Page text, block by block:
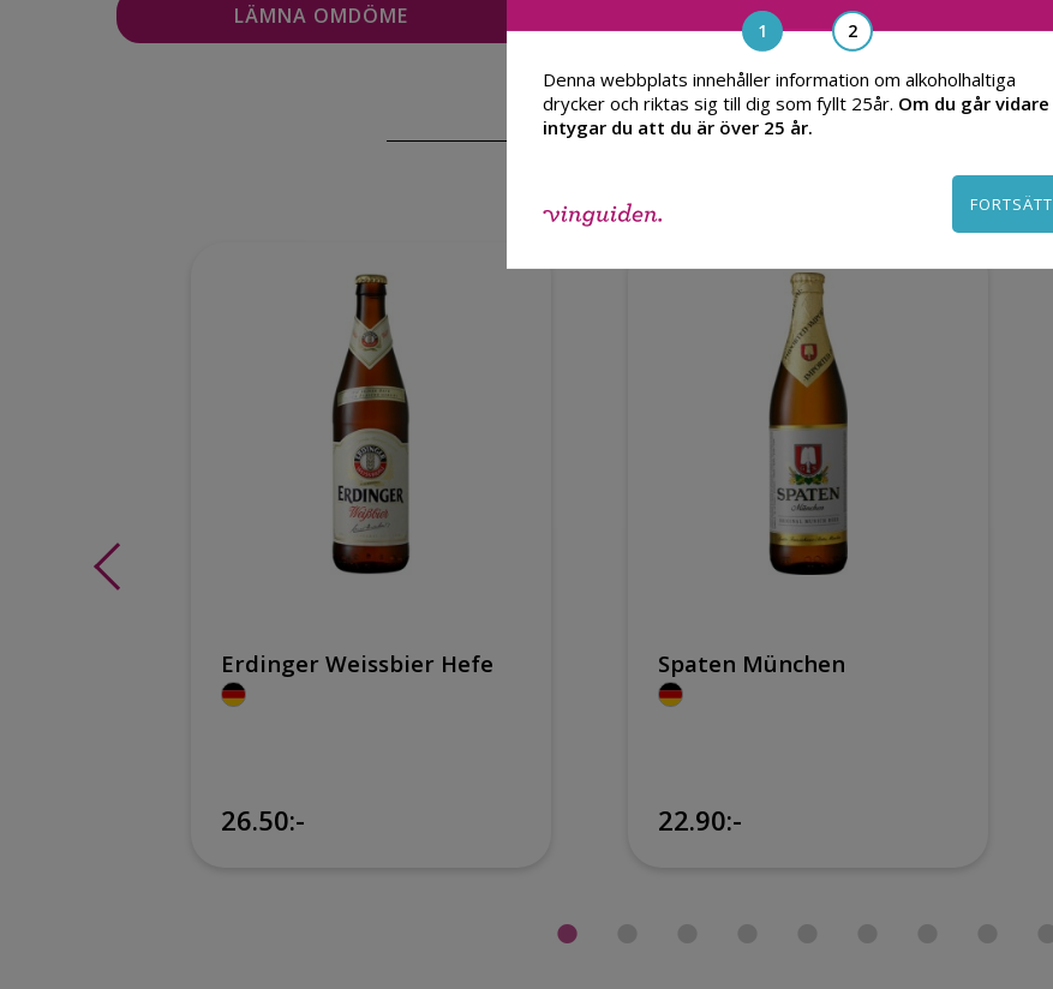
Du kanske också gillar
Erdinger Weissbier Hefe
26.50:-
Spaten München
22.90:-
Denna webbplats innehåller information om alkoholhaltiga
drycker och riktas sig till dig som fyllt 25år. Om du går vidare
intygar du att du är över 25 år.
FORTSÄTT